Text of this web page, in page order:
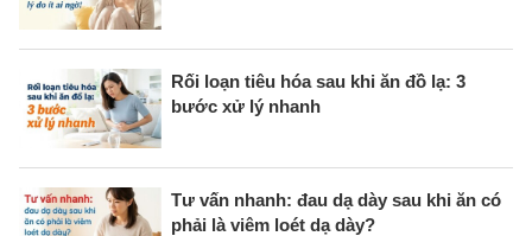
Rối loạn tiêu hóa sau khi ăn đồ lạ: 3
bước xử lý nhanh
Tư vấn nhanh: đau dạ dày sau khi ăn có
phải là viêm loét dạ dày?